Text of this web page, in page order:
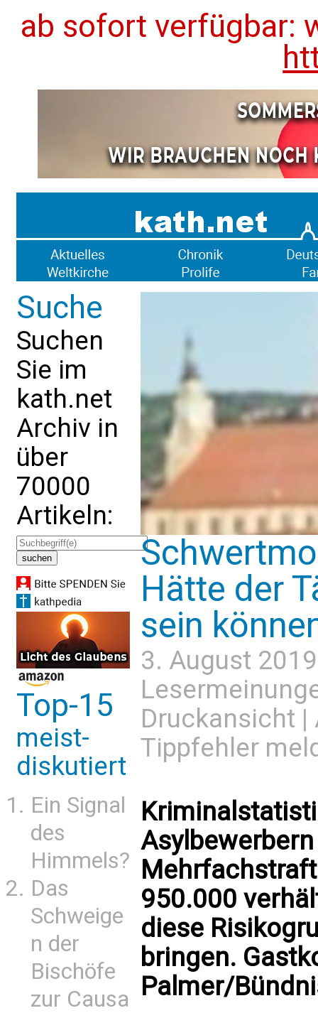
ab sofort verfügbar:
Suche
Suchen
Sie im
kath.net
Archiv in
über
70000
Artikeln:
Top-15
meist-
diskutiert
Ein Signal
des
Himmels?
Das
Schweige
n der
Bischöfe
zur Causa
Hätte der
sein
3. August
Druckansicht |
Tippfehler
950.000
diese
bringen.
Palmer/